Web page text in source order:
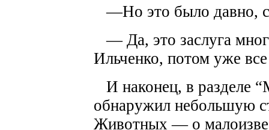
—Но это было давно,
— Да, это заслуга
Ильченко, потом уже
И наконец, в разделе
обнаружил небольшую
Животных — о